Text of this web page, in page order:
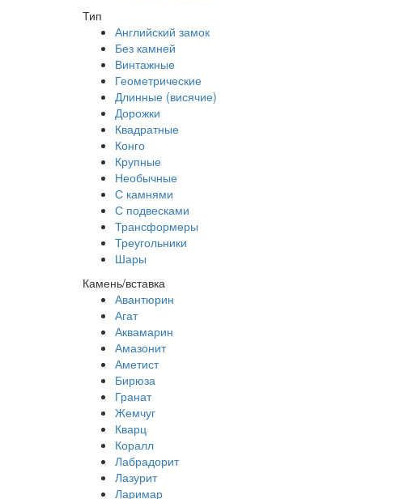
Тип
Английский замок
Без камней
Винтажные
Геометрические
Длинные (висячие)
Дорожки
Квадратные
Конго
Крупные
Необычные
С камнями
С подвесками
Трансформеры
Треугольники
Шары
Камень/вставка
Авантюрин
Агат
Аквамарин
Амазонит
Аметист
Бирюза
Гранат
Жемчуг
Кварц
Коралл
Лабрадорит
Лазурит
Ларимар